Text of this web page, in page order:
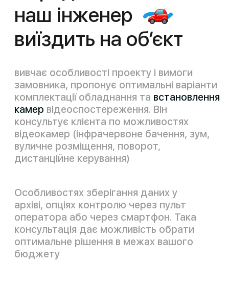
«Великого брата»
brands
масштаб
Пропонуємо широкий спектр
техніки для домофонії Hikvision,
ATIS, Intercom, Tantos, Slinex від
провідних світових виробників.
Протягом робочого дня
виконаємо монтаж домофону у
Вінниці та області, а для
масштабних робіт виділимо
декілька бригад